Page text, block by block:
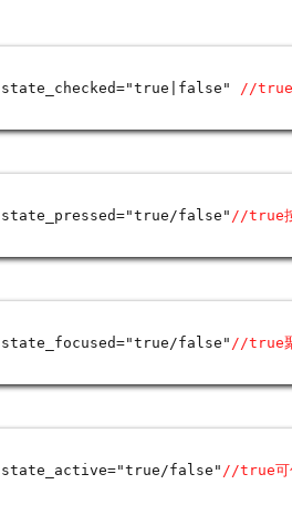
state_checked="true false" //true
state_pressed="true/false" //true
state_focused="true/false" //true
state_active="true/false" //true可